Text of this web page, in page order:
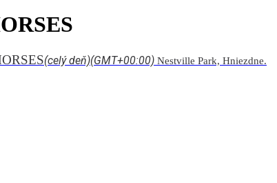
(celý deň)(GMT+00:00) Nestville Park, Hniezdne.